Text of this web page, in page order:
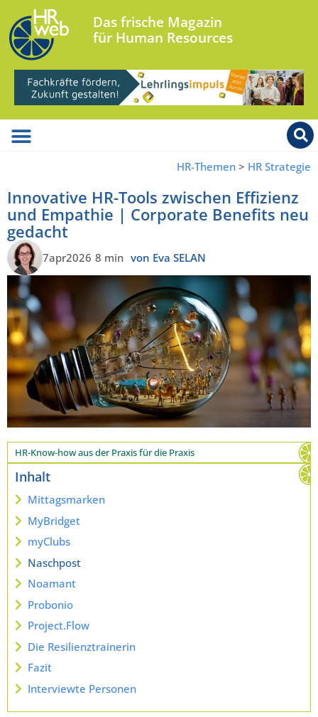
Das frische Magazin
für Human Resources
HR-Themen > HR Strategie
Innovative HR-Tools zwischen Effizienz
und Empathie | Corporate Benefits neu
gedacht
7apr2026 8 min von Eva SELAN
HR-Know-how aus der Praxis für die Praxis
Inhalt
Mittagsmarken
MyBridget
myClubs
Naschpost
Noamant
Probonio
Project.Flow
Die Resilienztrainerin
Fazit
Interviewte Personen